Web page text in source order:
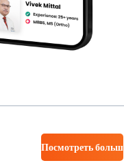
Посмотреть больше